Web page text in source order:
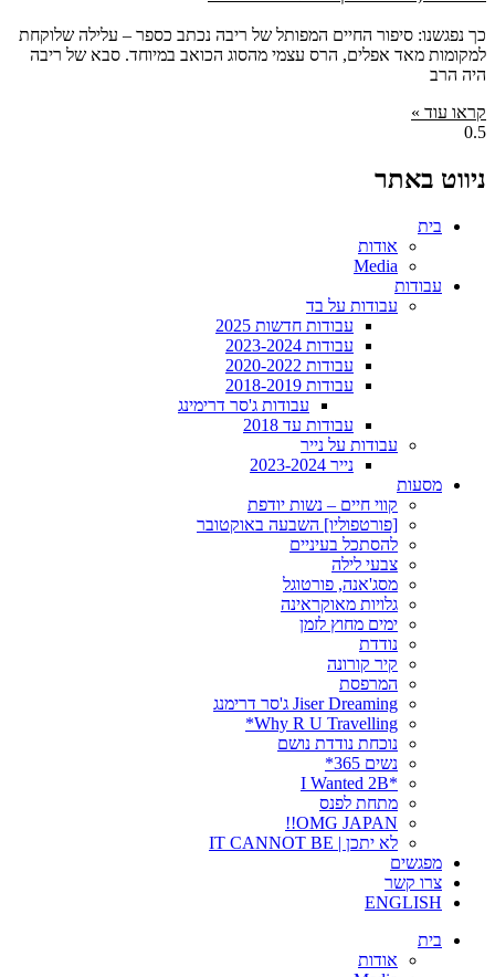
כך נפגשנו: סיפור החיים המפותל של ריבה נכתב כספר – עלילה שלוקחת
למקומות מאד אפלים, הרס עצמי מהסוג הכואב במיוחד. סבא של ריבה
היה הרב
קראו עוד »
ניווט באתר
בית
אודות
Media
עבודות
עבודות על בד
עבודות חדשות 2025
עבודות 2023-2024
עבודות 2020-2022
עבודות 2018-2019
עבודות ג'סר דרימינג
עבודות עד 2018
עבודות על נייר
נייר 2023-2024
מסעות
קווי חיים – נשות יודפת
[פורטפוליו] השבעה באוקטובר
להסתכל בעיניים
צבעי לילה
מסג'אנה, פורטוגל
גלויות מאוקראינה
ימים מחוץ לזמן
נודדת
קיר קורונה
המרפסת
Jiser Dreaming ג'סר דרימנג
Why R U Travelling*
נוכחת נודדת נושם
נשים 365*
*I Wanted 2B
מתחת לפנס
OMG JAPAN!!
לא יתכן | IT CANNOT BE
מפגשים
צרו קשר
ENGLISH
בית
אודות